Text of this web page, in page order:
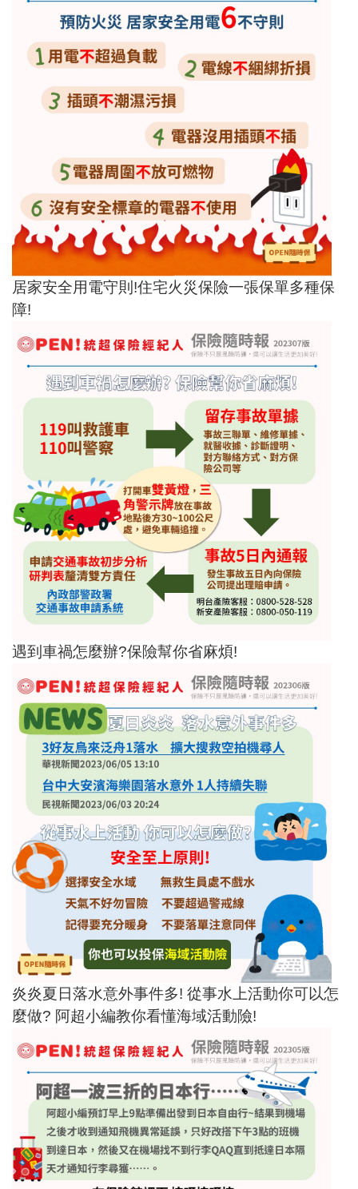
居家安全用電守則!住宅火災保險一張保單多種保
障!
遇到車禍怎麼辦?保險幫你省麻煩!
炎炎夏日落水意外事件多! 從事水上活動你可以怎
麼做? 阿超小編教你看懂海域活動險!